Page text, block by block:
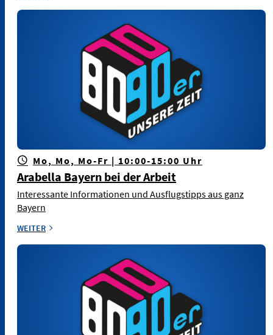
Mo, Mo, Mo-Fr | 10:00-15:00 Uhr
Arabella Bayern bei der Arbeit
Interessante Informationen und Ausflugstipps aus ganz
Bayern
WEITER